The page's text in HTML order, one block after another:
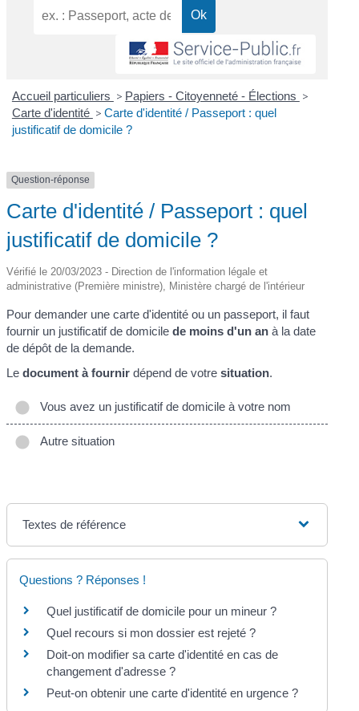
Accueil particuliers > Papiers - Citoyenneté - Élections >
Carte d'identité > Carte d'identité / Passeport : quel
justificatif de domicile ?
Question-réponse
Carte d'identité / Passeport : quel
justificatif de domicile ?
Vérifié le 20/03/2023 - Direction de l'information légale et
administrative (Première ministre), Ministère chargé de l'intérieur
Pour demander une carte d'identité ou un passeport, il faut
fournir un justificatif de domicilede moins d'un an à la date
de dépôt de la demande.
Ledocument à fournir dépend de votresituation.
Vous avez un justificatif de domicile à votre nom
Autre situation
Textes de référence
Questions ? Réponses !
Quel justificatif de domicile pour un mineur ?
Quel recours si mon dossier est rejeté ?
Doit-on modifier sa carte d'identité en cas de
changement d'adresse ?
Peut-on obtenir une carte d'identité en urgence ?